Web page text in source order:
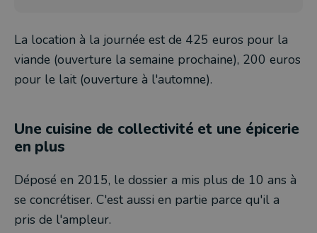
La location à la journée est de 425 euros pour la
viande (ouverture la semaine prochaine), 200 euros
pour le lait (ouverture à l'automne).
Une cuisine de collectivité et une épicerie
en plus
Déposé en 2015, le dossier a mis plus de 10 ans à
se concrétiser. C'est aussi en partie parce qu'il a
pris de l'ampleur.